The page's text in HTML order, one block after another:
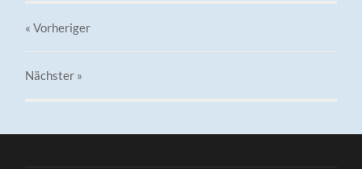
« Vorheriger
Nächster »